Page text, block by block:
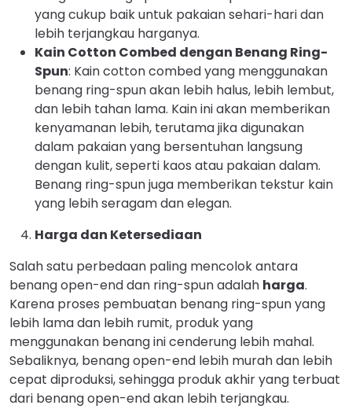
yang cukup baik untuk pakaian sehari-hari dan
lebih terjangkau harganya.
Kain Cotton Combed dengan Benang Ring-
Spun: Kain cotton combed yang menggunakan
benang ring-spun akan lebih halus, lebih lembut,
dan lebih tahan lama. Kain ini akan memberikan
kenyamanan lebih, terutama jika digunakan
dalam pakaian yang bersentuhan langsung
dengan kulit, seperti kaos atau pakaian dalam.
Benang ring-spun juga memberikan tekstur kain
yang lebih seragam dan elegan.
Harga dan Ketersediaan
Salah satu perbedaan paling mencolok antara
benang open-end dan ring-spun adalah harga.
Karena proses pembuatan benang ring-spun yang
lebih lama dan lebih rumit, produk yang
menggunakan benang ini cenderung lebih mahal.
Sebaliknya, benang open-end lebih murah dan lebih
cepat diproduksi, sehingga produk akhir yang terbuat
dari benang open-end akan lebih terjangkau.